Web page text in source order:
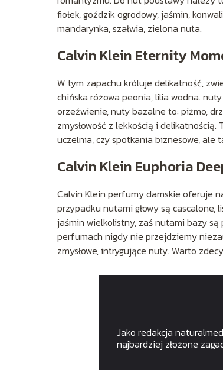
fiołek, goździk ogrodowy, jaśmin,
mandarynka, szałwia, zielona nuta.
Calvin Klein Eternity
W tym zapachu króluje delikatność,
chińska różowa peonia, lilia wodna.
orzeźwienie, nuty bazalne to: piżmo,
zmysłowość z lekkością i
uczelnia, czy spotkania biznesowe, ale
Calvin Klein Euphoria
Calvin Klein perfumy damskie oferuje
przypadku nutami głowy są cascalone,
jaśmin wielkolistny, zaś nutami bazy
perfumach nigdy nie przejdziemy
zmysłowe, intrygujące nuty. Warto
Jako redakcja
najbardziej złożone